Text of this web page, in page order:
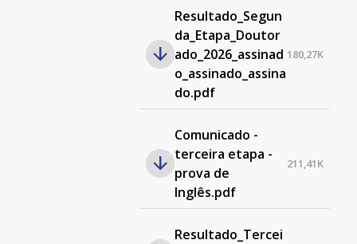
Resultado_Segun
da_Etapa_Doutor
ado_2026_assinad
o_assinado_assina
do.pdf
180,27K
Comunicado -
terceira etapa -
prova de
Inglês.pdf
211,41K
Resultado_Tercei